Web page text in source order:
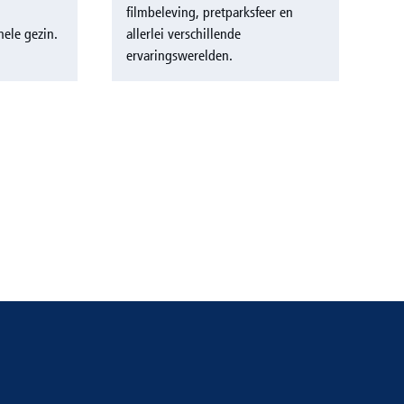
gezin.
filmbeleving, pretparksfeer en
allerlei verschillende
ervaringswerelden.